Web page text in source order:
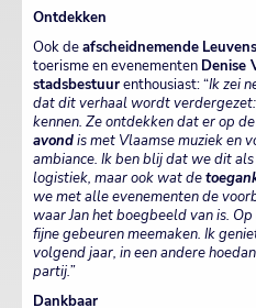
Ontdekken
Ook deafscheidnemende
toerisme en evenementen Denise
stadsbestuurenthousiast: “Ik zei
dat dit verhaal wordt
kennen. Ze ontdekken dat er op
avondis met Vlaamse muziek en
ambiance. Ik ben blij dat we dit
logistiek, maar ook wat de
we met alle evenementen de
waar Jan het boegbeeld van is.
fijne gebeuren meemaken. Ik
volgend jaar, in een andere
partij.”
Dankbaar